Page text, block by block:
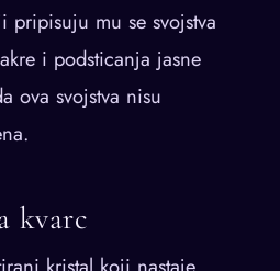
pripisuju mu se svojstva
i podsticanja jasne
ova svojstva nisu
kvarc